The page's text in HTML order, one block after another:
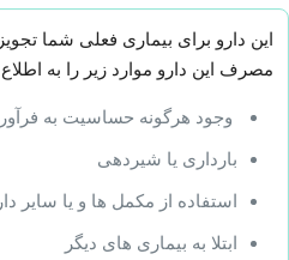
این دارو برای بیماری فعلی شما
مصرف این دارو موارد زیر را به
وجود هرگونه حساسیت به
بارداری یا شیردهی
استفاده از مکمل ها و یا سایر
ابتلا به بیماری های دیگر